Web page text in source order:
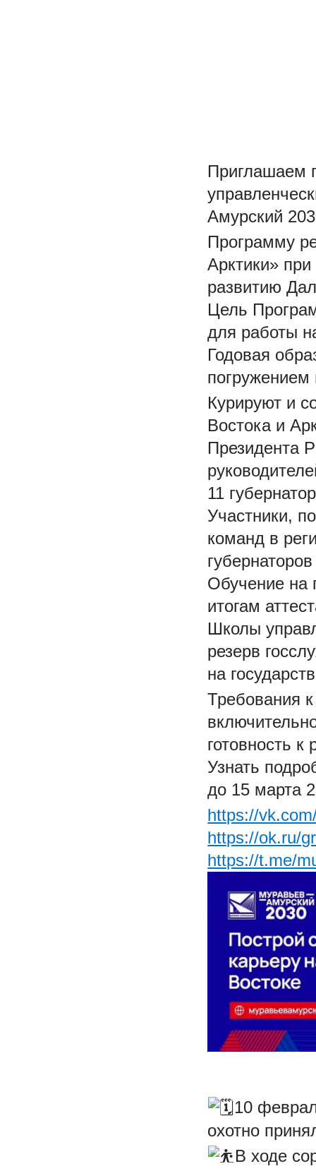
Приглашаем
Амурский
Программу
Арктики»
развитию
Цель
для работы
Годовая
погружением
Курируют и
Востока и
Президента
11
Участники,
команд в
Обучение на
итогам
Школы
резерв
на
Требования
готовность к
Узнать
до 15 марта
https://
https://ok.ru/
https://t.me/
10
охотно
В ходе